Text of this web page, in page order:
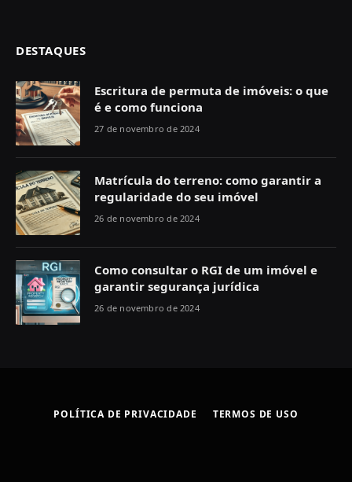
DESTAQUES
Escritura de permuta de imóveis: o que
é e como funciona
27 de novembro de 2024
Matrícula do terreno: como garantir a
regularidade do seu imóvel
26 de novembro de 2024
Como consultar o RGI de um imóvel e
garantir segurança jurídica
26 de novembro de 2024
POLÍTICA DE PRIVACIDADE TERMOS DE USO